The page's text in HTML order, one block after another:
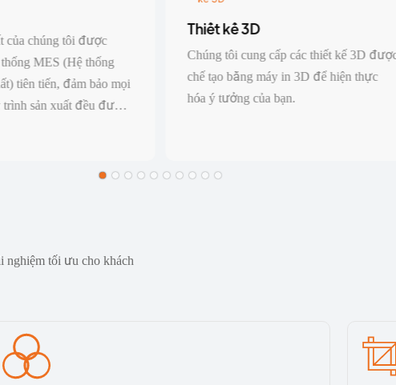
của chúng tôi được
MES (Hệ thống
tiên tiến, đảm bảo mọi
sản xuất đều được
Thiết kế 3D
Chúng tôi cung cấp các thiết kế 3D
chế tạo bằng máy in 3D để hiện thực
hóa ý tưởng của bạn.
nghiệm tối ưu cho khách